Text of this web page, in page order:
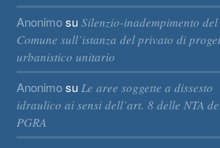
Anonimosu Silenzio-inadempimento del
Comune sull’istanza del privato di
urbanistico unitario
Anonimosu Le aree soggette a dissesto
idraulico ai sensi dell’art. 8 delle NTA
PGRA